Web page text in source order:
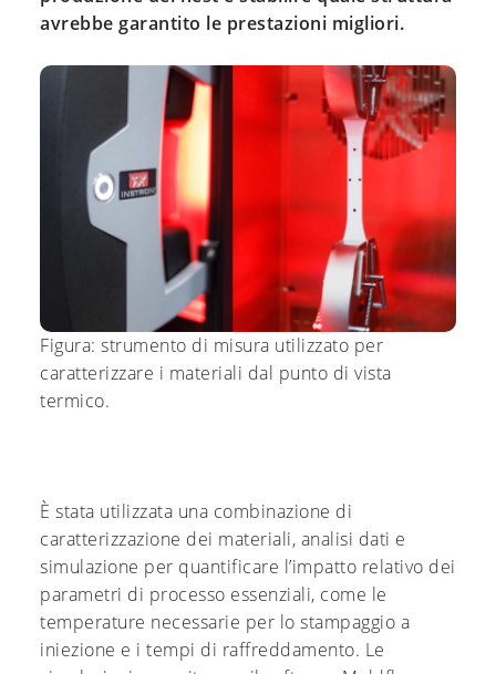
avrebbe garantito le prestazioni migliori.
Figura: strumento di misura utilizzato per
caratterizzare i materiali dal punto di vista
termico.
È stata utilizzata una combinazione di
caratterizzazione dei materiali, analisi dati e
simulazione per quantificare l’impatto relativo dei
parametri di processo essenziali, come le
temperature necessarie per lo stampaggio a
iniezione e i tempi di raffreddamento. Le